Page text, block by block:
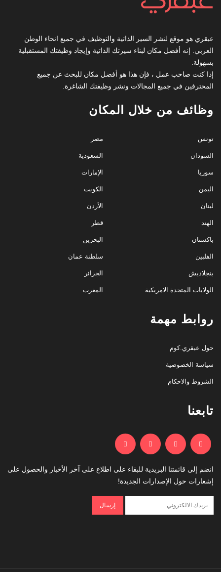
عبقري هو موقع لنشر السير الذاتية والتوظيف في جميع انحاء الوطن
العربي. إنه أفضل مكان لبناء سيرتك الذاتية وإيجاد وظيفتك المستقبلية
بسهولة.
إذا كنت صاحب عمل ، فإن هذا هو أفضل مكان للبحث عن جميع
المحترفين في جميع المجالات ونشر وظيفتك الشاغرة.
وظائف من خلال المكان
مصر
السعودية
الإمارات
الكويت
الأردن
قطر
البحرين
سلطنة عمان
الجزائر
المغرب
تونس
السودان
سوريا
اليمن
لبنان
الهند
باكستان
الفلبين
بنجلاديش
الولايات المتحدة الامريكية
روابط مهمة
حول عبقري.كوم
سياسة الخصوصية
الشروط والاحكام
تابعنا
انضم إلى قائمتنا البريدية للبقاء على اطلاع على آخر الأخبار والحصول على
إشعارات حول الإصدارات الجديدة!